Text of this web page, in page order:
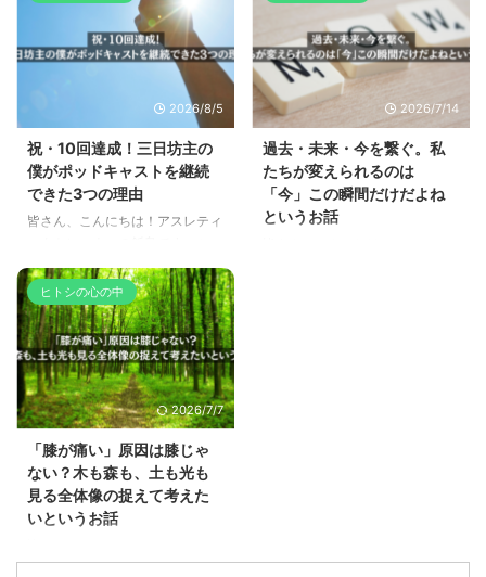
2026/8/5
祝・10回達成！三日坊主の
僕がポッドキャストを継続
できた3つの理由
皆さん、こんにちは！アスレティ
がとうございます。 今日は、少
し個人的なご報告と振り返りにな
りますが、僕が挑戦しているポッ
ドキャスト番組『10分1本勝負』
が、なんと無事に10回更新を達
成することができました！ （※こ
の記事の内容は、第10回目の音
下のプレイヤーから聴いてみてく
ださいね！） 「どうせまた失敗
する」と思っていた 何かを「頑
張りたい！」と思って始めたと
はどのくらいの期間続けること ...
2026/7/14
過去・未来・今を繋ぐ。私
たちが変えられるのは
「今」この瞬間だけだよね
というお話
ヒトシの心の中
2026/7/7
「膝が痛い」原因は膝じゃ
ない？木も森も、土も光も
見る全体像の捉えて考えた
いというお話
ックトレーナーの飯島です。 い